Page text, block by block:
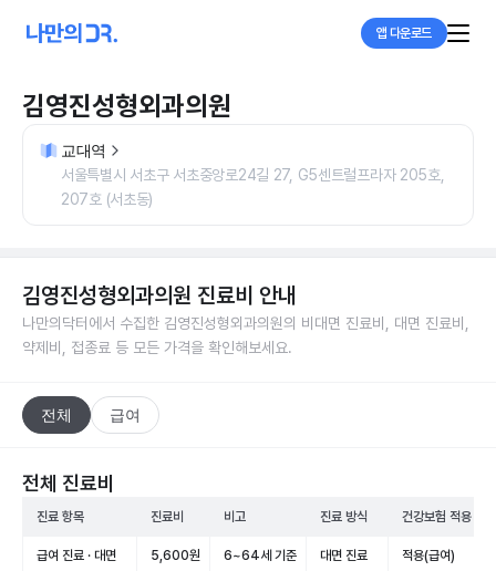
앱 다운로드
김영진성형외과의원
교대역
서울특별시 서초구 서초중앙로24길 27, G5센트럴프라자 205호,
207호 (서초동)
김영진성형외과의원 진료비 안내
나만의닥터에서 수집한 김영진성형외과의원의 비대면 진료비, 대면 진료비,
약제비, 접종료 등 모든 가격을 확인해보세요.
전체 급여
전체 진료비
진료 항목 진료비 비고 진료 방식 건강보험 적용
급여 진료 · 대면 5,600원 6~64세 기준 대면 진료 적용(급여)